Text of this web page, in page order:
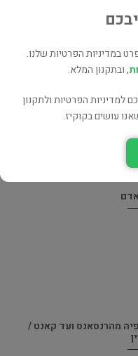
מהרנסאנס ועד קאנט /
במדיניות הפרטיות שלנו.
, ובתקנון המלא.
הפרטיות ולתקנון
עושים בקוקיז.